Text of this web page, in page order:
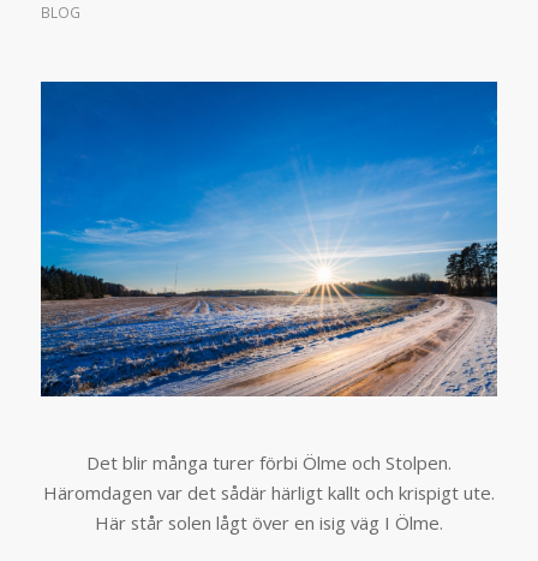
BLOG
Det blir många turer förbi Ölme och Stolpen.
Häromdagen var det sådär härligt kallt och krispigt ute.
Här står solen lågt över en isig väg I Ölme.